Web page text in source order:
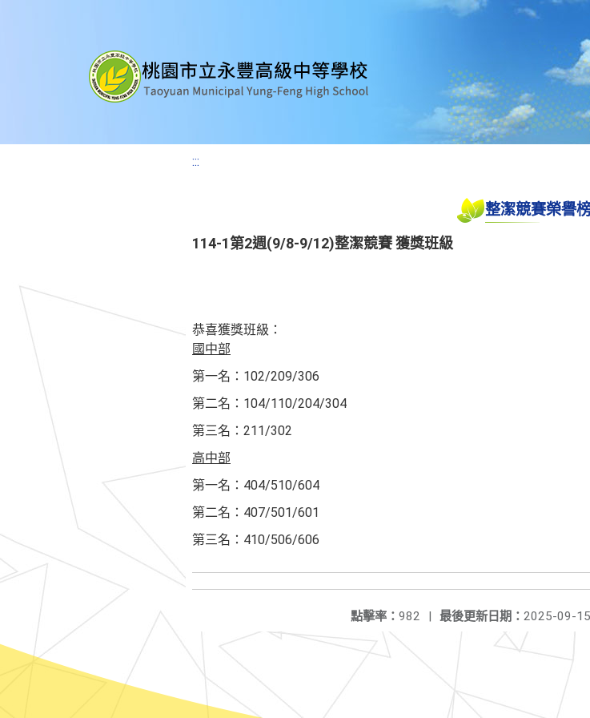
:::
整潔競賽榮譽
114-1第2週(9/8-9/12)整潔競賽 獲獎班級
恭喜獲獎班級：
國中部
第一名：102/209/306
第二名：104/110/204/304
第三名：211/302
高中部
第一名：404/510/604
第二名：407/501/601
第三名：410/506/606
最後更新日期： 2025-09-15
點擊率： 982 |